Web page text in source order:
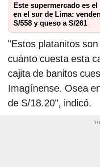
Este supermercado es
en el sur de Lima:
S/558 y queso a S/261
"Estos platanitos
cuánto cuesta esta
cajita de banitos
Imagínense. Osea
de S/18.20", indicó.